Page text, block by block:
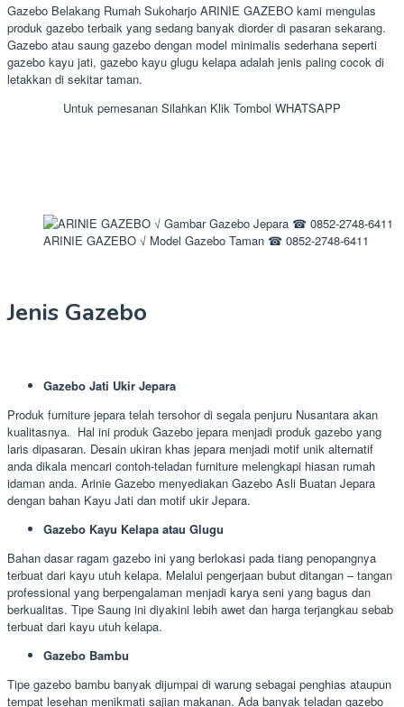
Gazebo Belakang Rumah Sukoharjo ARINIE GAZEBO kami mengulas
produk gazebo terbaik yang sedang banyak diorder di pasaran sekarang.
Gazebo atau saung gazebo dengan model minimalis sederhana seperti
gazebo kayu jati, gazebo kayu glugu kelapa adalah jenis paling cocok di
letakkan di sekitar taman.
Untuk pemesanan Silahkan Klik Tombol WHATSAPP
ARINIE GAZEBO √ Model Gazebo Taman ☎ 0852-2748-6411
Jenis Gazebo
Gazebo Jati Ukir Jepara
Produk furniture jepara telah tersohor di segala penjuru Nusantara akan
kualitasnya. Hal ini produk Gazebo jepara menjadi produk gazebo yang
laris dipasaran. Desain ukiran khas jepara menjadi motif unik alternatif
anda dikala mencari contoh-teladan furniture melengkapi hiasan rumah
idaman anda. Arinie Gazebo menyediakan Gazebo Asli Buatan Jepara
dengan bahan Kayu Jati dan motif ukir Jepara.
Gazebo Kayu Kelapa atau Glugu
Bahan dasar ragam gazebo ini yang berlokasi pada tiang penopangnya
terbuat dari kayu utuh kelapa. Melalui pengerjaan bubut ditangan – tangan
professional yang berpengalaman menjadi karya seni yang bagus dan
berkualitas. Tipe Saung ini diyakini lebih awet dan harga terjangkau sebab
terbuat dari kayu utuh kelapa.
Gazebo Bambu
Tipe gazebo bambu banyak dijumpai di warung sebagai penghias ataupun
tempat lesehan menikmati sajian makanan. Ada banyak teladan gazebo